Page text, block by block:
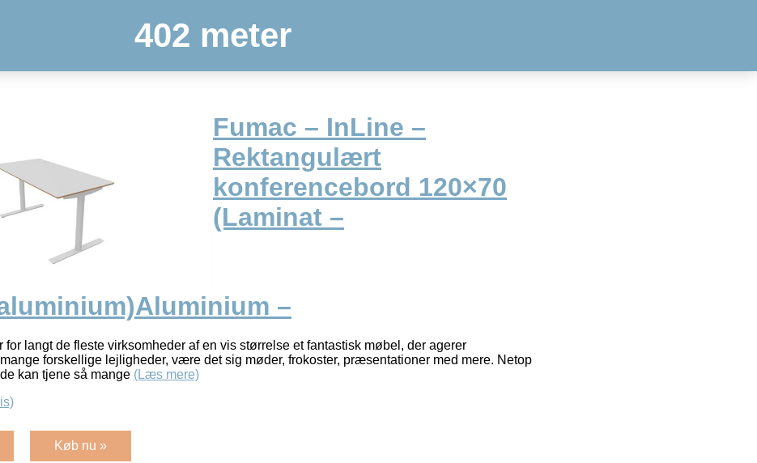
402 meter
Fumac – InLine –
Rektangulært
konferencebord 120×70
(Laminat –
–
for langt de fleste virksomheder af en vis størrelse et fantastisk møbel, der agerer
forskellige lejligheder, være det sig møder, frokoster, præsentationer med mere. Netop
kan tjene så mange (Læs mere)
Køb nu »